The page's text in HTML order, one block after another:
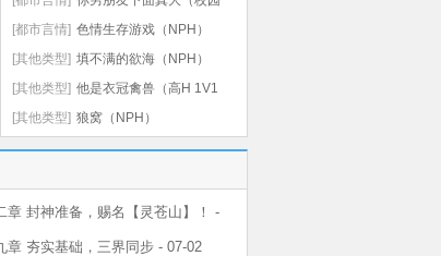
np 高h）
[都市言情] 色情生存游戏（NPH）
[其他类型] 填不满的欲海（NPH）
[其他类型] 他是衣冠禽兽（高H 1V1
SC）
[其他类型] 狼窝（NPH）
章 封神准备，赐名【灵苍山】！ -
章 夯实基础，三界同步 - 07-02